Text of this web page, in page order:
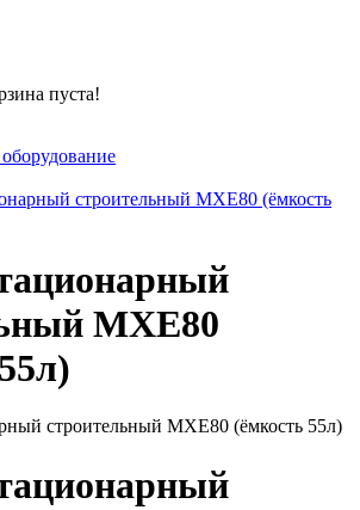
пуста!
строительный MXE80 (ёмкость
MXE80